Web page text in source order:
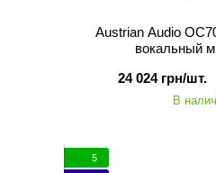
Austrian Audio OC707 Microphone -
вокальный
24 024 грн/шт.
В
5